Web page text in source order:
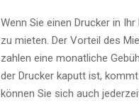
Wenn Sie einen Drucker in
zu mieten. Der Vorteil des
zahlen eine monatliche
der Drucker kaputt ist,
können Sie sich auch